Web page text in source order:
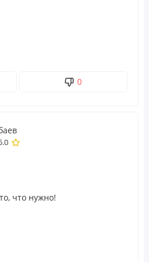
мощными
электролитами и инсулино-
гарантирует эффективное
запасов гликогена.
качества, которые прошли
высоким стандартам.
с 240 мл (6 унциями) холодной
мерные ложки в
размеров порции. Обратите
для
которые тренируются на
0
что нужно!